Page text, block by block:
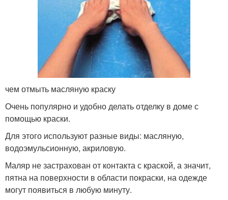
чем отмыть масляную краску
Очень популярно и удобно делать отделку в доме с
помощью краски.
Для этого используют разные виды: масляную,
водоэмульсионную, акриловую.
Маляр не застрахован от контакта с краской, а значит,
пятна на поверхности в области покраски, на одежде
могут появиться в любую минуту.